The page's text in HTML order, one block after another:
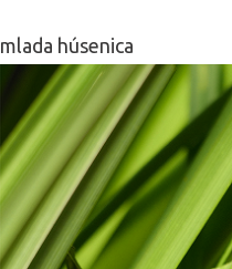
mlada húsenica